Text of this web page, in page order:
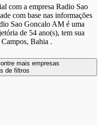
com a empresa Radio Sao
com base nas informações
Sao Goncalo AM é uma
de 54 ano(s), tem sua
Bahia .